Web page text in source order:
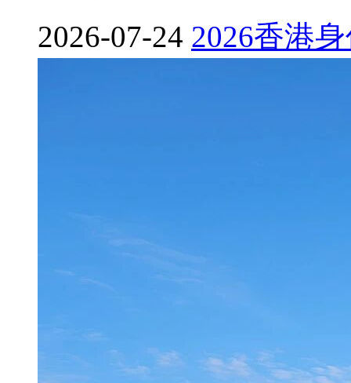
2026-07-24 2026香港